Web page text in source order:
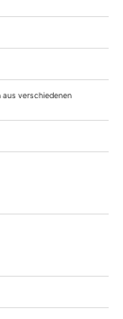
am Boden.
spanische
Tänzern und
fiktives Ritual,
wie auf dem
jedenfalls
Newsletter